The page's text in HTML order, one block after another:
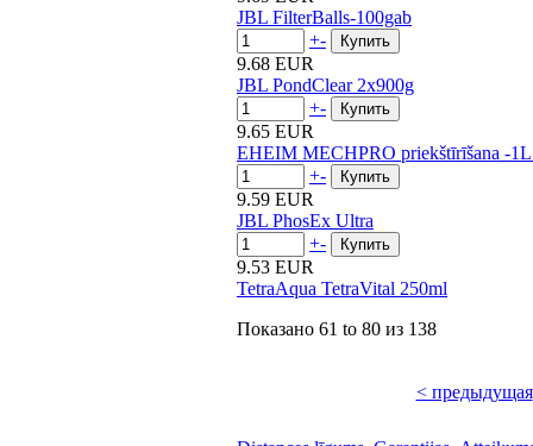
JBL FilterBalls-100gab
+-
9.68 EUR
JBL PondClear 2x900g
+-
9.65 EUR
EHEIM MECHPRO priekštīrīšana -
+-
9.59 EUR
JBL PhosEx Ultra
+-
9.53 EUR
TetraAqua TetraVital 250ml
Показано 61 to 80 из 138
< предыдущая